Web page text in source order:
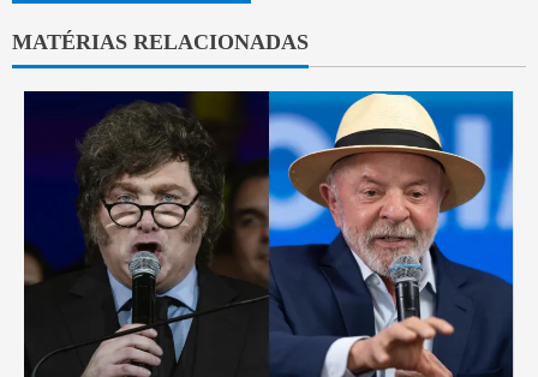
MATÉRIAS RELACIONADAS